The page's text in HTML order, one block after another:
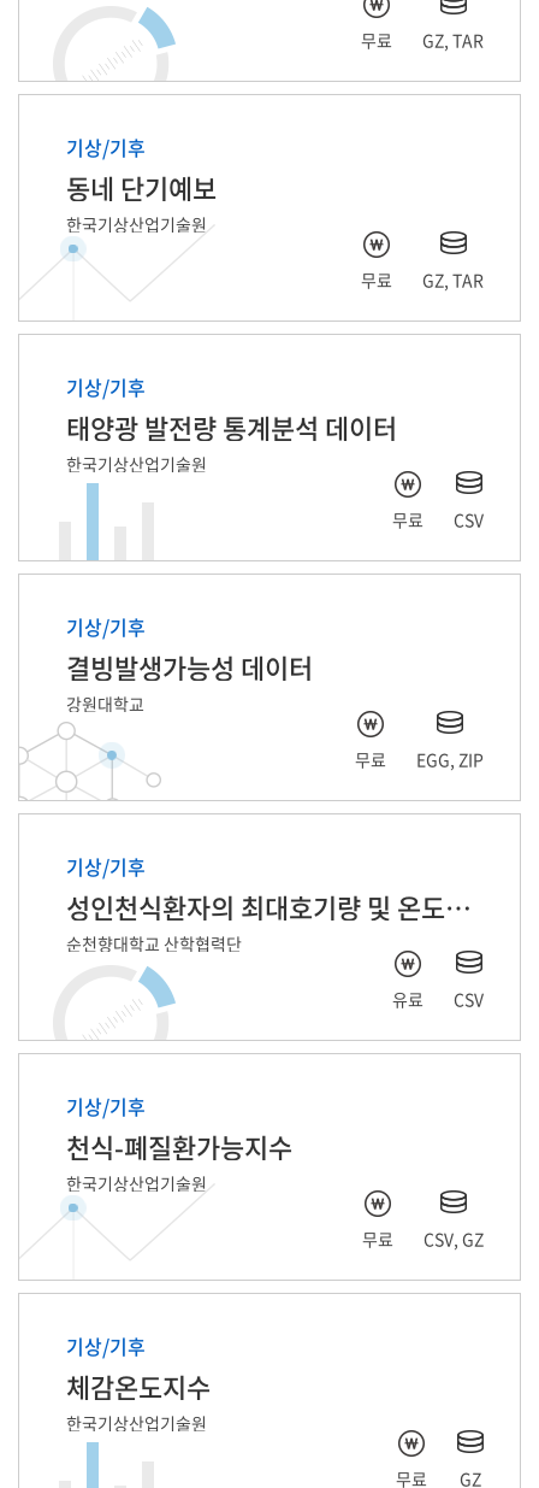
무료 GZ, TAR
기상/기후
동네 단기예보
한국기상산업기술원
무료 GZ, TAR
기상/기후
태양광 발전량 통계분석 데이터
한국기상산업기술원
무료 CSV
기상/기후
결빙발생가능성 데이터
강원대학교
무료 EGG, ZIP
기상/기후
성인천식환자의 최대호기량 및 온도습도 자료
순천향대학교 산학협력단
유료 CSV
기상/기후
천식-폐질환가능지수
한국기상산업기술원
무료 CSV, GZ
기상/기후
체감온도지수
한국기상산업기술원
무료 GZ